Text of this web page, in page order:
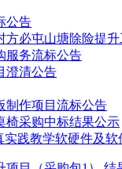
公告
必屯山塘除险提升
服务流标公告
澄清公告
制作项目流标公告
椅采购中标结果公示
践教学软硬件及